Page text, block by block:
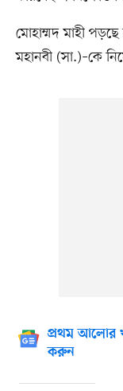
মোহাম্মদ মাহী
মহানবী (সা.)–কে
প্রথম আলোর
করুন